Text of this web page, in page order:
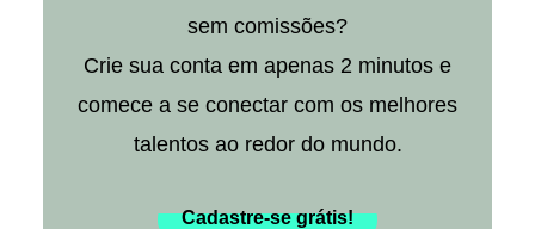
sem comissões?
Crie sua conta em apenas 2 minutos e
comece a se conectar com os melhores
talentos ao redor do mundo.
Cadastre-se grátis!